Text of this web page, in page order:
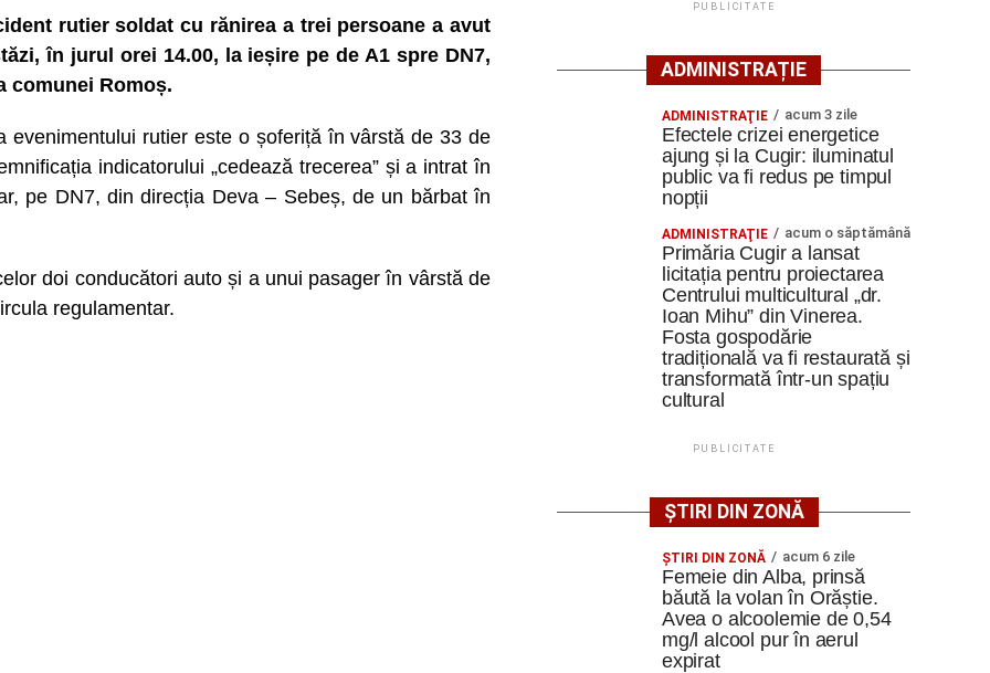
rutier soldat cu rănirea a trei persoane a avut
în jurul orei 14.00, la ieșire pe de A1 spre DN7,
comunei Romoș.
evenimentului rutier este o șoferiță în vârstă de 33 de
indicatorului „cedează trecerea” și a intrat în
pe DN7, din direcția Deva – Sebeș, de un bărbat în
doi conducători auto și a unui pasager în vârstă de
regulamentar.
PUBLICITATE
ADMINISTRAȚIE
ADMINISTRAŢIE acum 3 zile
Efectele crizei energetice
ajung și la Cugir: iluminatul
public va fi redus pe timpul
nopții
ADMINISTRAŢIE acum o săptămână
Primăria Cugir a lansat
licitația pentru proiectarea
Centrului multicultural „dr.
Ioan Mihu” din Vinerea.
Fosta gospodărie
tradițională va fi restaurată și
transformată într-un spațiu
cultural
PUBLICITATE
ȘTIRI DIN ZONĂ
ŞTIRI DIN ZONĂ acum 6 zile
Femeie din Alba, prinsă
băută la volan în Orăștie.
Avea o alcoolemie de 0,54
mg/l alcool pur în aerul
expirat